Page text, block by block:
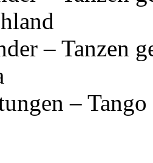
– Tanzen
–